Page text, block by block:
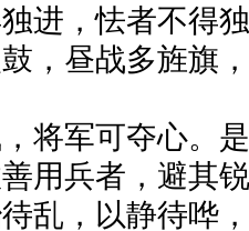
进，怯者不得
，昼战多旌旗
将军可夺心。
用兵者，避其
乱，以静待哗